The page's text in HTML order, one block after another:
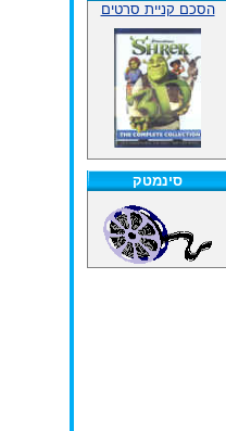
הסכם קניית סרטים
סינמטק